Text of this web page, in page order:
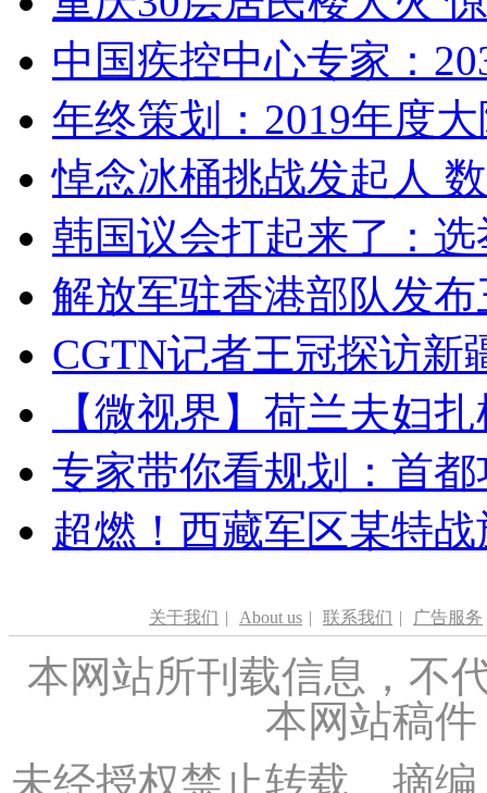
中国疾控中心专家：
年终策划：2019年度
悼念冰桶挑战发起人
韩国议会打起来了：
解放军驻香港部队发
CGTN记者王冠探访新
【微视界】荷兰夫妇
专家带你看规划：首
超燃！西藏军区某特
关于我们 | About us | 联系我们 | 广告服务
本网站所刊载信息，不
本网站稿
未经授权禁止转载、摘